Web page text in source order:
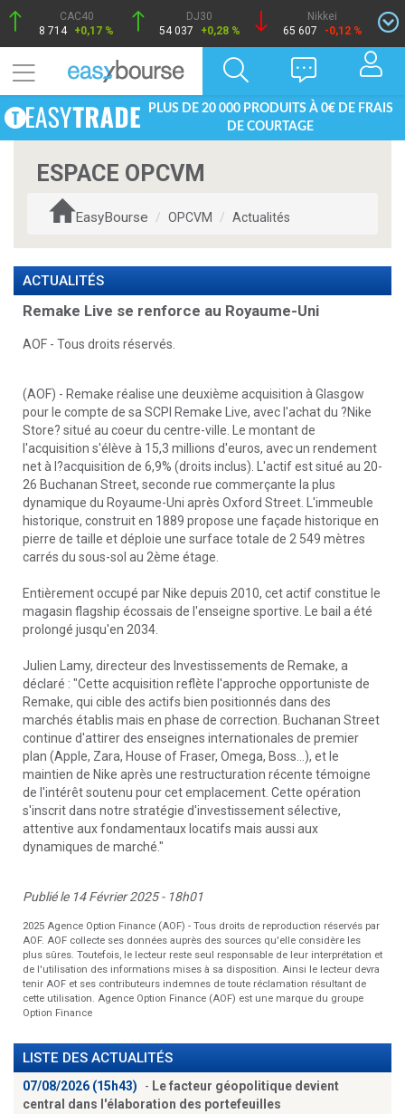
CAC40
8 714 +0,17 %
DJ30
54 037
+0,28 %
Nikkei
65 607
-0,12 %
PLUS DE 20 000 PRODUITS À 0€ DE FRAIS
DE COURTAGE
ESPACE OPCVM
EasyBourse OPCVM Actualités
ACTUALITÉS
Remake Live se renforce au Royaume-Uni
AOF - Tous droits réservés.
(AOF) - Remake réalise une deuxième acquisition à Glasgow
pour le compte de sa SCPI Remake Live, avec l'achat du ?Nike
Store? situé au coeur du centre-ville. Le montant de
l'acquisition s'élève à 15,3 millions d'euros, avec un rendement
net à l?acquisition de 6,9% (droits inclus). L'actif est situé au 20-
26 Buchanan Street, seconde rue commerçante la plus
dynamique du Royaume-Uni après Oxford Street. L'immeuble
historique, construit en 1889 propose une façade historique en
pierre de taille et déploie une surface totale de 2 549 mètres
carrés du sous-sol au 2ème étage.
Entièrement occupé par Nike depuis 2010, cet actif constitue le
magasin flagship écossais de l'enseigne sportive. Le bail a été
prolongé jusqu'en 2034.
Julien Lamy, directeur des Investissements de Remake, a
déclaré : "Cette acquisition reflète l'approche opportuniste de
Remake, qui cible des actifs bien positionnés dans des
marchés établis mais en phase de correction. Buchanan Street
continue d'attirer des enseignes internationales de premier
plan (Apple, Zara, House of Fraser, Omega, Boss...), et le
maintien de Nike après une restructuration récente témoigne
de l'intérêt soutenu pour cet emplacement. Cette opération
s'inscrit dans notre stratégie d'investissement sélective,
attentive aux fondamentaux locatifs mais aussi aux
dynamiques de marché."
Publié le 14 Février 2025 - 18h01
2025 Agence Option Finance (AOF) - Tous droits de reproduction réservés par
AOF. AOF collecte ses données auprès des sources qu'elle considère les
plus sûres. Toutefois, le lecteur reste seul responsable de leur interprétation et
de l'utilisation des informations mises à sa disposition. Ainsi le lecteur devra
tenir AOF et ses contributeurs indemnes de toute réclamation résultant de
cette utilisation. Agence Option Finance (AOF) est une marque du groupe
Option Finance
LISTE DES ACTUALITÉS
07/08/2026 (15h43) - Le facteur géopolitique devient
central dans l'élaboration des portefeuilles